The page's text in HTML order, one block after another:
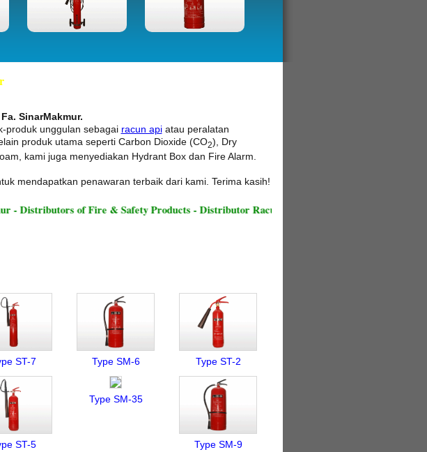
Official Website!
Fa. SinarMakmur.
produk unggulan sebagai racun apiatau peralatan
produk utama seperti Carbon Dioxide (CO2), Dry
kami juga menyediakan Hydrant Box dan Fire Alarm.
mendapatkan penawaran terbaik dari kami. Terima kasih!
of Fire & Safety Products - Distributor Racun Api di Medan
ST-7 Type SM-6 Type ST-2
ST-5
Type SM-35
Type SM-9